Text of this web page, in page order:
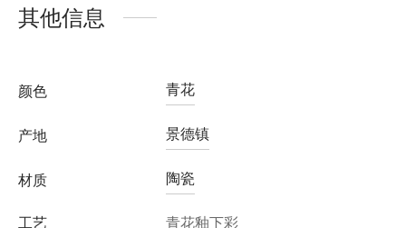
其他信息
颜色 青花
产地 景德镇
材质 陶瓷
工艺
青花釉下彩